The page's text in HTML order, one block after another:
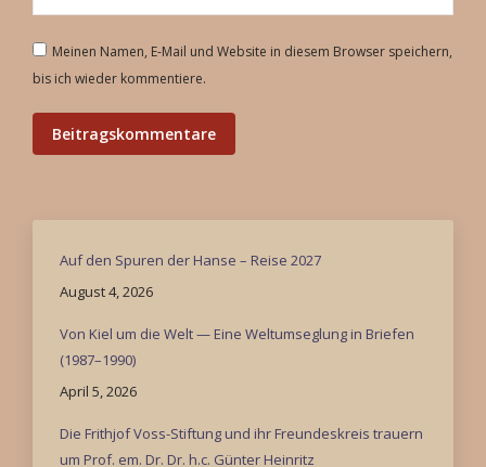
Meinen Namen, E-Mail und Website in diesem Browser speichern,
bis ich wieder kommentiere.
Beitragskommentare
Auf den Spuren der Hanse – Reise 2027
August 4, 2026
Von Kiel um die Welt — Eine Weltumseglung in Briefen
(1987–1990)
April 5, 2026
Die Frithjof Voss-Stiftung und ihr Freundeskreis trauern
um Prof. em. Dr. Dr. h.c. Günter Heinritz